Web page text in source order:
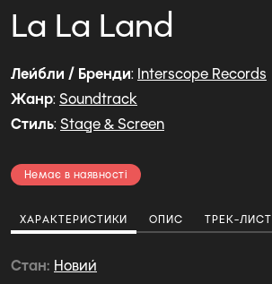
La La Land
Лейбли / Бренди: Interscope Records
Жанр: Soundtrack
Стиль: Stage & Screen
Немає в наявності
ХАРАКТЕРИСТИКИ ОПИС ТРЕК-ЛИСТ
Стан Новий